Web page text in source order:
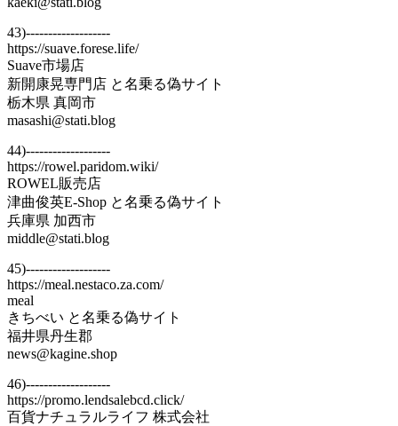
43)-------------------
https://suave.forese.life/
Suave市場店
新開康晃専門店 と名乗る偽サイト
栃木県 真岡市
masashi@stati.blog
44)-------------------
https://rowel.paridom.wiki/
ROWEL販売店
津曲俊英E-Shop と名乗る偽サイト
兵庫県 加西市
middle@stati.blog
45)-------------------
https://meal.nestaco.za.com/
meal
きちべい と名乗る偽サイト
福井県丹生郡
news@kagine.shop
46)-------------------
https://promo.lendsalebcd.click/
百貨ナチュラルライフ 株式会社